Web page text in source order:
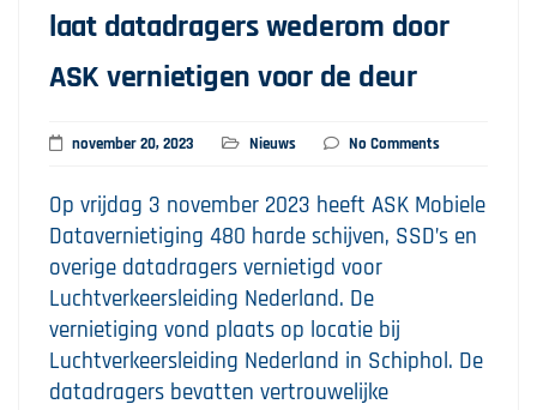
laat datadragers wederom door
ASK vernietigen voor de deur
november 20, 2023 Nieuws No Comments
Op vrijdag 3 november 2023 heeft ASK Mobiele
Datavernietiging 480 harde schijven, SSD’s en
overige datadragers vernietigd voor
Luchtverkeersleiding Nederland. De
vernietiging vond plaats op locatie bij
Luchtverkeersleiding Nederland in Schiphol. De
datadragers bevatten vertrouwelijke